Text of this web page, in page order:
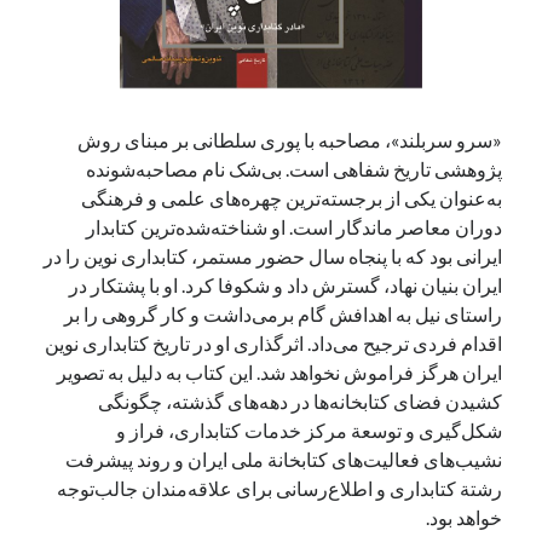
آخرین دیدگاه‌ها
George Veith در
مَه‌لقا مَلّاح، حافظ محیط زیست ایران
پیمانه صالحیدر
شهریور ۱۳۹۹)
سعیدیدر
بزرگداشت یاد و نام استاد اسماعیل سعادت (مهر ۱۳۰۴- شهریور
۱۳۹۹)
جست‌وجو
«سرو سربلند»، مصاحبه با پوری سلطانی بر مبنای روش
پژوهشی تاریخ شفاهی است. بی‌شک نام مصاحبه‌شونده
به‌عنوان یکی از برجسته‌ترین چهره‌های علمی و فرهنگی
دوران معاصر ماندگار است. او شناخته‌شده‌ترین کتابدار
ایرانی بود که با پنجاه سال حضور مستمر، کتابداری نوین را در
ایران بنیان نهاد، گسترش داد و شکوفا کرد. او با پشتکار در
راستای نیل به اهدافش گام برمی‌داشت و کار گروهی را بر
اقدام فردی ترجیح می‌داد. اثرگذاری‌ او در تاریخ کتابداری نوین
ایران هرگز فراموش نخواهد شد. این کتاب به دلیل به تصویر
کشیدن فضای کتابخانه‌ها در دهه‌های گذشته، چگونگی
شکل‌گیری و توسعة‌ مرکز خدمات کتابداری، فراز و
نشیب‌های فعالیت‌های کتابخانة ملی ایران و روند پیشرفت
رشتة کتابداری و اطلاع‌رسانی برای علاقه‌مندان جالب‌توجه
خواهد بود.